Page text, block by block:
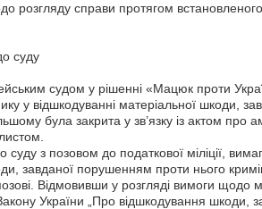
розгляду справи протягом
суду
судом у рішенні «Мацюк проти
у відшкодуванні матеріальної шкоди,
була закрита у зв’язку із актом про
суду з позовом до податкової міліції,
завданої порушенням проти нього
Відмовивши у розгляді вимоги щодо
України „Про відшкодування шкоди,